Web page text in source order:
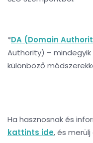
*DA (Domain
Authority) –
különböző
Ha hasznosnak és
kattints ide, és